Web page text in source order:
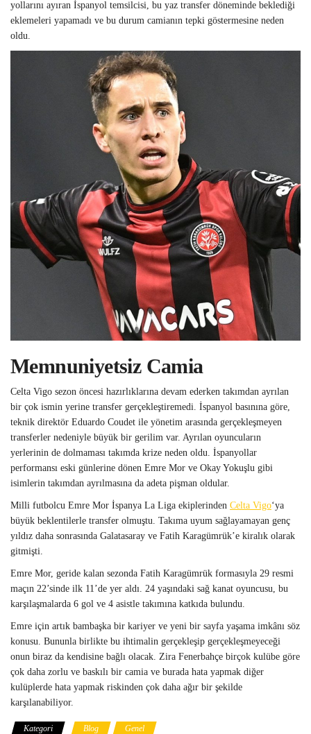
yollarını ayıran İspanyol temsilcisi, bu yaz transfer döneminde beklediği
eklemeleri yapamadı ve bu durum camianın tepki göstermesine neden
oldu.
Memnuniyetsiz Camia
Celta Vigo sezon öncesi hazırlıklarına devam ederken takımdan ayrılan
bir çok ismin yerine transfer gerçekleştiremedi. İspanyol basınına göre,
teknik direktör Eduardo Coudet ile yönetim arasında gerçekleşmeyen
transferler nedeniyle büyük bir gerilim var. Ayrılan oyuncuların
yerlerinin de dolmaması takımda krize neden oldu. İspanyollar
performansı eski günlerine dönen Emre Mor ve Okay Yokuşlu gibi
isimlerin takımdan ayrılmasına da adeta pişman oldular.
Milli futbolcu Emre Mor İspanya La Liga ekiplerinden Celta Vigo‘ya
büyük beklentilerle transfer olmuştu. Takıma uyum sağlayamayan genç
yıldız daha sonrasında Galatasaray ve Fatih Karagümrük’e kiralık olarak
gitmişti.
Emre Mor, geride kalan sezonda Fatih Karagümrük formasıyla 29 resmi
maçın 22’sinde ilk 11’de yer aldı. 24 yaşındaki sağ kanat oyuncusu, bu
karşılaşmalarda 6 gol ve 4 asistle takımına katkıda bulundu.
Emre için artık bambaşka bir kariyer ve yeni bir sayfa yaşama imkânı söz
konusu. Bununla birlikte bu ihtimalin gerçekleşip gerçekleşmeyeceği
onun biraz da kendisine bağlı olacak. Zira Fenerbahçe birçok kulübe göre
çok daha zorlu ve baskılı bir camia ve burada hata yapmak diğer
kulüplerde hata yapmak riskinden çok daha ağır bir şekilde
karşılanabiliyor.
Kategori Blog Genel